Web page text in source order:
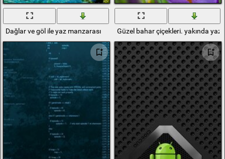
Dağlar ve göl ile yaz manzarası Güzel bahar çiçekleri. yakında yaz